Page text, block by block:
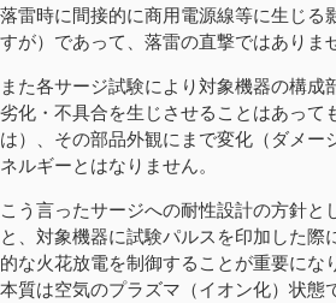
落雷時に間接的に商用電源線等に生じる
すが）であって、落雷の直撃ではありま
また各サージ試験により対象機器の構成
劣化・不具合を生じさせることはあって
は）、その部品外観にまで変化（ダメー
ネルギーとはなりません。
こう言ったサージへの耐性設計の方針と
と、対象機器に試験パルスを印加した際
的な火花放電を制御することが重要にな
本質は空気のプラズマ（イオン化）状態